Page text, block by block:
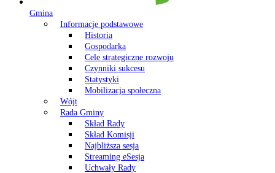
Gmina
Informacje podstawowe
Historia
Gospodarka
Cele strategiczne rozwoju
Czynniki sukcesu
Statystyki
Mobilizacja społeczna
Wójt
Rada Gminy
Skład Rady
Skład Komisji
Najbliższa sesja
Streaming eSesja
Uchwały Rady